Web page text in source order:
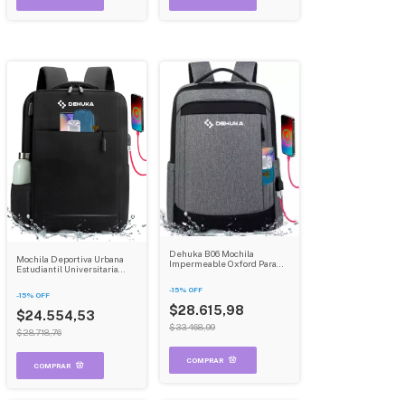
Mochila Deportiva Urbana
Estudiantil Universitaria
-15% OFF
$24.554,53
$28.718,76
Dehuka B06 Mochila
Impermeable Oxford Para
Color Negro
-15% OFF
$28.615,98
$33.468,99